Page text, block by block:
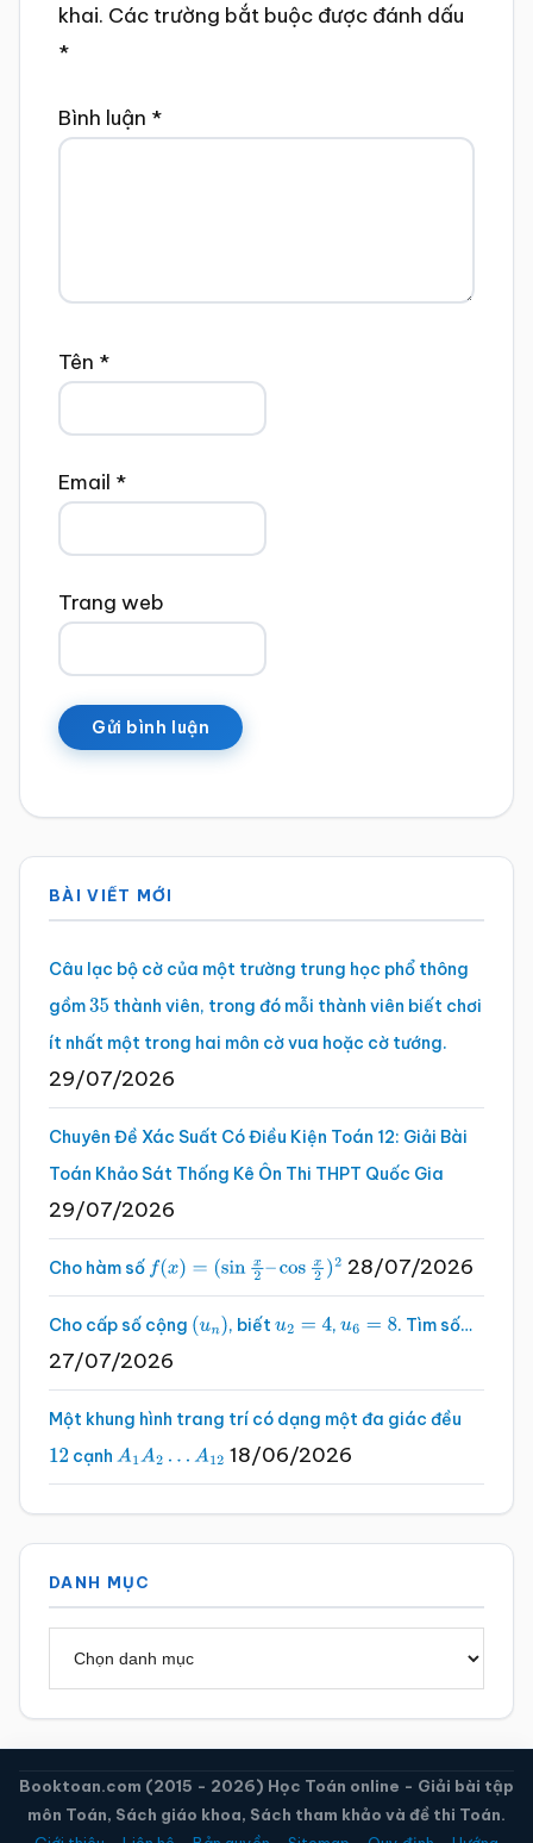
khai. Các trường bắt buộc được đánh dấu
*
Bình luận *
Tên *
Email *
Trang web
Sidebar
chính
BÀI VIẾT MỚI
Câu lạc bộ cờ của một trường trung học phổ thông
gồm35 thành viên, trong đó mỗi thành viên biết chơi
ít nhất một trong hai môn cờ vua hoặc cờ tướng.
29/07/2026
Chuyên Đề Xác Suất Có Điều Kiện Toán 12: Giải Bài
Toán Khảo Sát Thống Kê Ôn Thi THPT Quốc Gia
29/07/2026
Cho hàm số f(x)=(sinx2 –cosx2 )2 28/07/2026
Cho cấp số cộng (un), biếtu2 =4 , u6 =8 . Tìm số…
27/07/2026
Một khung hình trang trí có dạng một đa giác đều
12 cạnh A1A2…A 12 18/06/2026
DANH MỤC
Booktoan.com (2015 - 2026) Học Toán online - Giải bài tập
môn Toán, Sách giáo khoa, Sách tham khảo và đề thi Toán.